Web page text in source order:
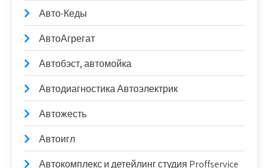
Авто-Кеды
АвтоАгрегат
Автобэст, автомойка
Автодиагностика Автоэлектрик
Автожесть
Автоигл
Автокомплекс и детейлинг студия Proffservice